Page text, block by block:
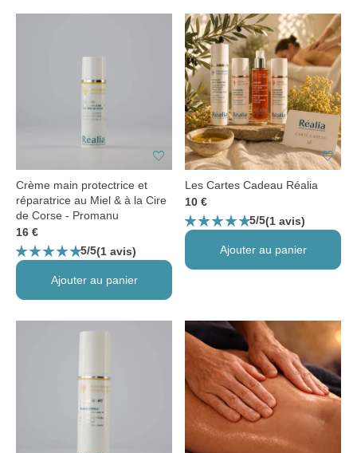
favorite
Crème main protectrice et
réparatrice au Miel & à la Cire
de Corse - Promanu
16 €
star_ratestar_ratestar_ratestar_ratestar_rate5/5(1 avis)
Ajouter au panier
favorite
Les Cartes Cadeau Réalia
10 €
star_ratestar_ratestar_ratestar_ratestar_rate5/5(1 avis)
Ajouter au panier